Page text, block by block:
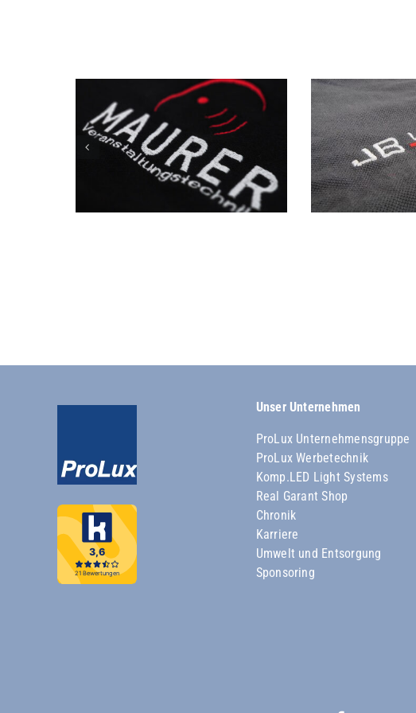
Unser Unternehmen
ProLux Unternehmensgruppe
ProLux Werbetechnik
Komp.LED Light Systems
Real Garant Shop
Chronik
Karriere
Umwelt und Entsorgung
Sponsoring